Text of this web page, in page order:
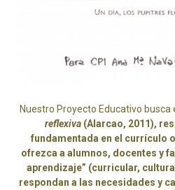
Nuestro Proyecto Educativo busca
reflexiva (Alarcao, 2011),
fundamentada en el currículo
ofrezca a alumnos, docentes y
aprendizaje” (curricular,
respondan a las necesidades y